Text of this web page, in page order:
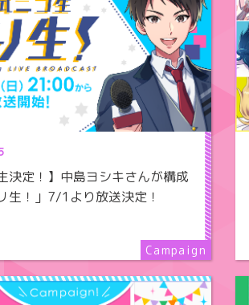
決定！】中島ヨシキさんが構成
生！」7/1より放送決定！